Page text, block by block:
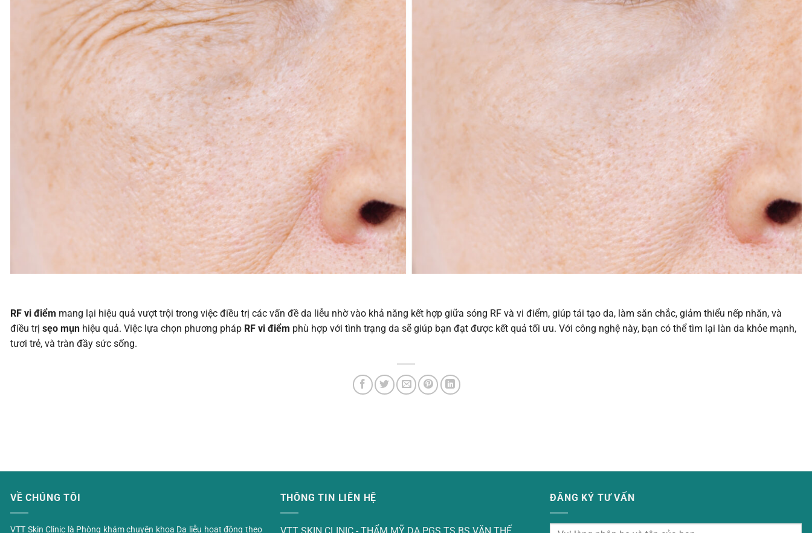
RF vi điểm mang lại hiệu quả vượt trội trong việc điều trị các vấn đề da liễu nhờ vào khả năng kết hợp giữa sóng RF và vi điểm, giúp tái tạo da, làm săn chắc, giảm thiểu nếp nhăn, và
điều trị sẹo mụn hiệu quả. Việc lựa chọn phương pháp RF vi điểm phù hợp với tình trạng da sẽ giúp bạn đạt được kết quả tối ưu. Với công nghệ này, bạn có thể tìm lại làn da khỏe mạnh,
tươi trẻ, và tràn đầy sức sống.
VỀ CHÚNG TÔI
VTT Skin Clinic là Phòng khám chuyên khoa Da liễu hoạt động theo
THÔNG TIN LIÊN HỆ ĐĂNG KÝ TƯ VẤN